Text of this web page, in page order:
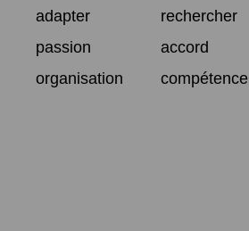
adapter
rechercher
passion
accord
organisation
compétence